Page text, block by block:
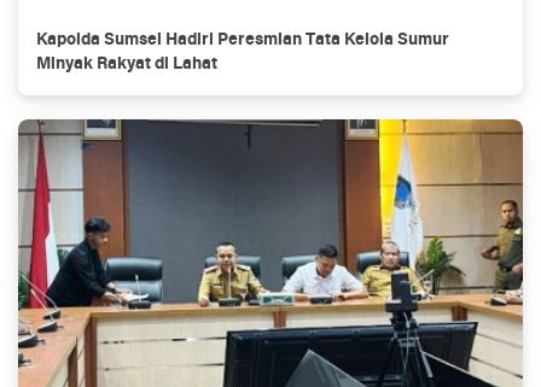
Kapolda Sumsel Hadiri Peresmian Tata Kelola Sumur
Minyak Rakyat di Lahat